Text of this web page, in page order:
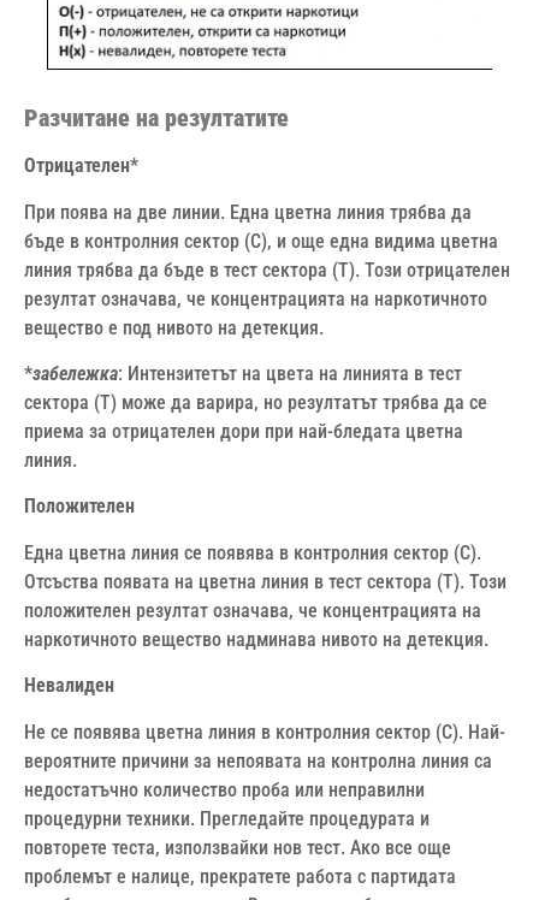
Разчитане на резултатите
Отрицателен*
При поява на две линии. Една цветна линия трябва да
бъде в контролния сектор (С), и още една видима цветна
линия трябва да бъде в тест сектора (Т). Този отрицателен
резултат означава, че концентрацията на наркотичното
вещество е под нивото на детекция.
*забележка: Интензитетът на цвета на линията в тест
сектора (Т) може да варира, но резултатът трябва да се
приема за отрицателен дори при най-бледата цветна
линия.
Положителен
Една цветна линия се появява в контролния сектор (С).
Отсъства появата на цветна линия в тест сектора (Т). Този
положителен резултат означава, че концентрацията на
наркотичното вещество надминава нивото на детекция.
Невалиден
Не се появява цветна линия в контролния сектор (С). Най-
вероятните причини за непоявата на контролна линия са
недостатъчно количество проба или неправилни
процедурни техники. Прегледайте процедурата и
повторете теста, използвайки нов тест. Ако все още
проблемът е налице, прекратете работа с партидата